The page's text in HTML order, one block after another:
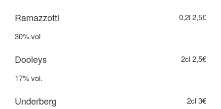
Ramazzotti 0,2l2,5€
30% vol
Dooleys 2cl2,5€
17% vol.
Underberg 2cl3€